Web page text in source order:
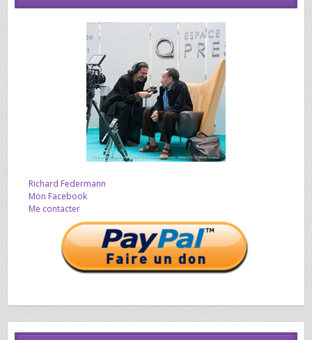
Richard Federmann
Mon Facebook
Me contacter